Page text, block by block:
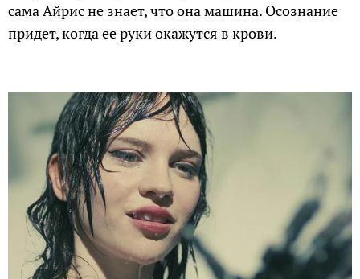
сама Айрис не знает, что она машина. Осознание
придет, когда ее руки окажутся в крови.